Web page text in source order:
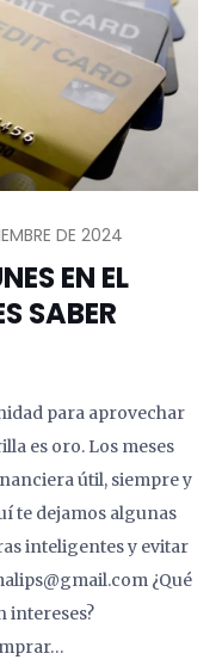
DE 2024
EN EL
SABER
para aprovechar
es oro. Los meses
útil, siempre y
te dejamos algunas
inteligentes y evitar
¿Qué
intereses?